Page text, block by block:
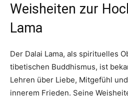
Weisheiten zur
Lama
Der Dalai Lama, als spirituelles
tibetischen Buddhismus, ist
Lehren über Liebe, Mitgefühl
innerem Frieden. Seine